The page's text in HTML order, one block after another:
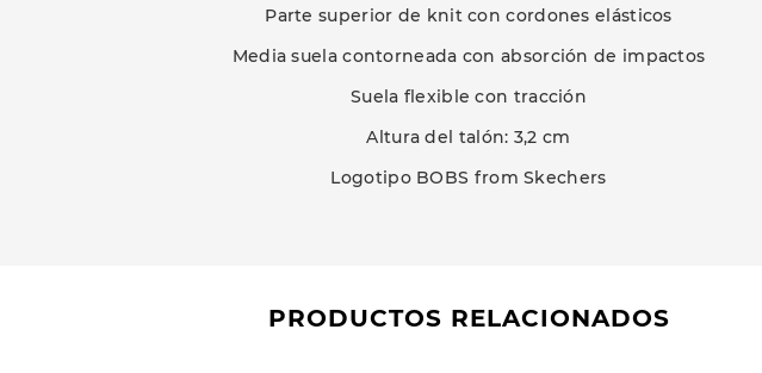
Parte superior de knit con cordones elásticos
Media suela contorneada con absorción de impactos
Suela flexible con tracción
Altura del talón: 3,2 cm
Logotipo BOBS from Skechers
PRODUCTOS RELACIONADOS